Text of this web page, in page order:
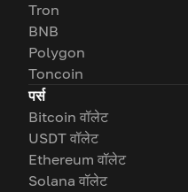
Tron
BNB
Polygon
Toncoin
पर्स
Bitcoin वॉलेट
USDT वॉलेट
Ethereum वॉलेट
Solana वॉलेट